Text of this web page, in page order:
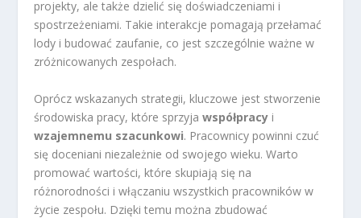
projekty, ale także dzielić się doświadczeniami i
spostrzeżeniami. Takie interakcje pomagają przełamać
lody i budować zaufanie, co jest szczególnie ważne w
zróżnicowanych zespołach.
Oprócz wskazanych strategii, kluczowe jest stworzenie
środowiska pracy, które sprzyjawspółpracy i
wzajemnemu szacunkowi. Pracownicy powinni czuć
się doceniani niezależnie od swojego wieku. Warto
promować wartości, które skupiają się na
różnorodności i włączaniu wszystkich pracowników w
życie zespołu. Dzięki temu można zbudować